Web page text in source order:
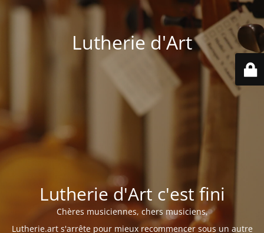
Lutherie d'Art
Lutherie d'Art c'est fini
Chères musiciennes, chers musiciens,
Lutherie.art s'arrête pour mieux recommencer sous un autre